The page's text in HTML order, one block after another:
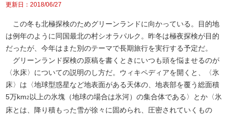
更新日：2018/06/27
この冬も北極探検のためグリーンランドに向かっている。目的地
は例年のように同国最北の村シオラパルク。昨冬は極夜探検が目的
だったが、今年はまた別のテーマで長期旅行を実行する予定だ。
グリーンランド探検の原稿を書くときにいつも頭を悩ませるのが
〈氷床〉についての説明のし方だ。ウィキペディアを開くと、〈氷
床〉は〈地球型惑星など地表面がある天体の、地表部を覆う総面積
5万km2 以上の氷塊（地球の場合は氷河）の集合体である〉とか〈氷
床とは、降り積もった雪が徐々に固められ、圧密されていくもの